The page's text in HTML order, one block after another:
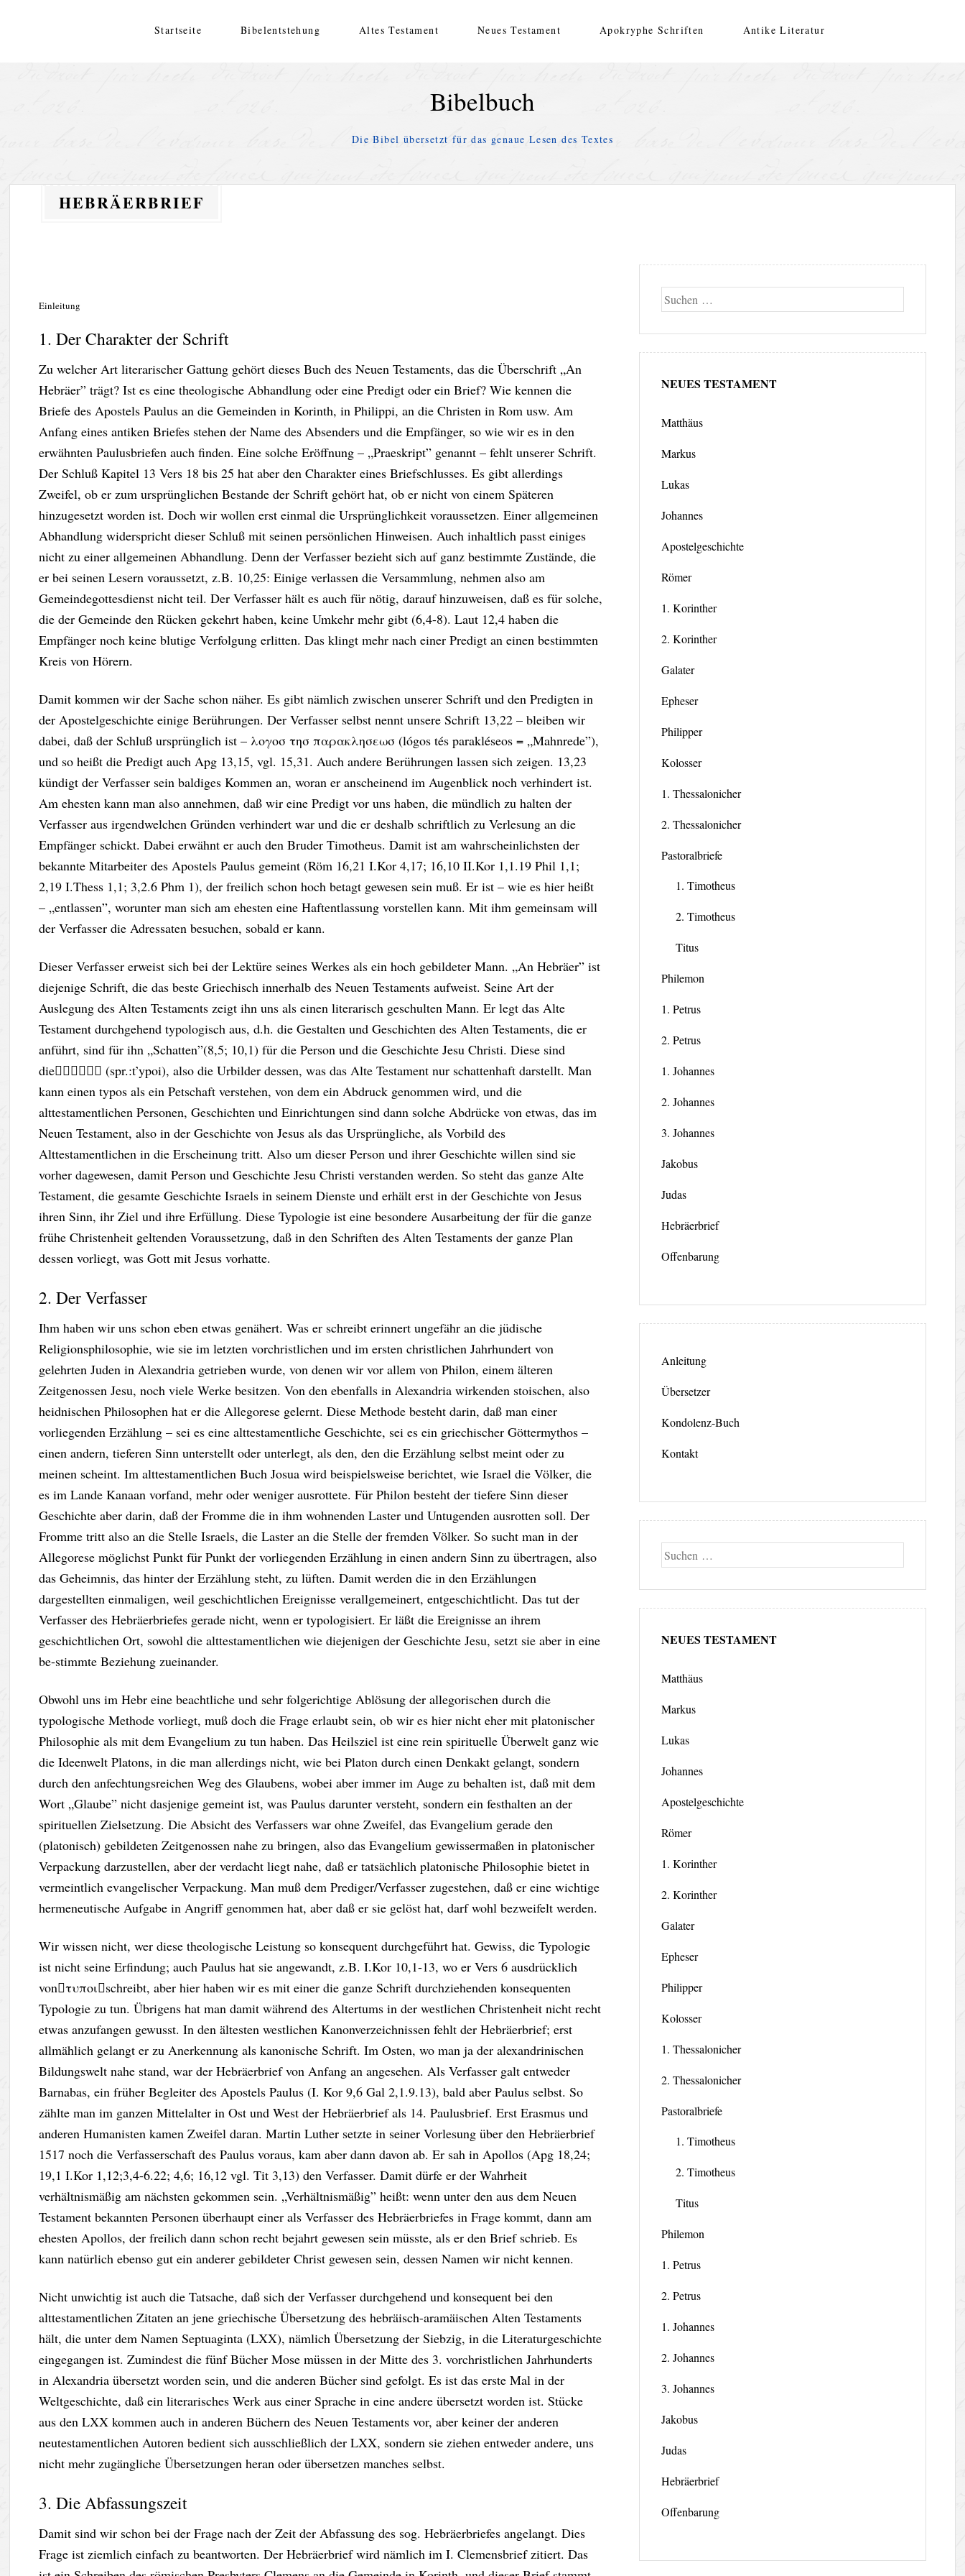
Startseite Bibelentstehung Altes Testament Neues Testament Apokryphe Schriften Antike Literatur
Bibelbuch
Die Bibel übersetzt für das genaue Lesen des Textes
HEBRÄERBRIEF
Einleitung
1. Der Charakter der Schrift
Zu welcher Art literarischer Gattung gehört dieses Buch des Neuen Testaments, das die Überschrift „An
Hebräer” trägt? Ist es eine theologische Abhandlung oder eine Predigt oder ein Brief? Wie kennen die
Briefe des Apostels Paulus an die Gemeinden in Korinth, in Philippi, an die Christen in Rom usw. Am
Anfang eines antiken Briefes stehen der Name des Absenders und die Empfänger, so wie wir es in den
erwähnten Paulusbriefen auch finden. Eine solche Eröffnung – „Praeskript” genannt – fehlt unserer Schrift.
Der Schluß Kapitel 13 Vers 18 bis 25 hat aber den Charakter eines Briefschlusses. Es gibt allerdings
Zweifel, ob er zum ursprünglichen Bestande der Schrift gehört hat, ob er nicht von einem Späteren
hinzugesetzt worden ist. Doch wir wollen erst einmal die Ursprünglichkeit voraussetzen. Einer allgemeinen
Abhandlung widerspricht dieser Schluß mit seinen persönlichen Hinweisen. Auch inhaltlich passt einiges
nicht zu einer allgemeinen Abhandlung. Denn der Verfasser bezieht sich auf ganz bestimmte Zustände, die
er bei seinen Lesern voraussetzt, z.B. 10,25: Einige verlassen die Versammlung, nehmen also am
Gemeindegottesdienst nicht teil. Der Verfasser hält es auch für nötig, darauf hinzuweisen, daß es für solche,
die der Gemeinde den Rücken gekehrt haben, keine Umkehr mehr gibt (6,4-8). Laut 12,4 haben die
Empfänger noch keine blutige Verfolgung erlitten. Das klingt mehr nach einer Predigt an einen bestimmten
Kreis von Hörern.
Damit kommen wir der Sache schon näher. Es gibt nämlich zwischen unserer Schrift und den Predigten in
der Apostelgeschichte einige Berührungen. Der Verfasser selbst nennt unsere Schrift 13,22 – bleiben wir
dabei, daß der Schluß ursprünglich ist – λογοσ τησ παρακλησεωσ (lógos tés parakléseos = „Mahnrede”),
und so heißt die Predigt auch Apg 13,15, vgl. 15,31. Auch andere Berührungen lassen sich zeigen. 13,23
kündigt der Verfasser sein baldiges Kommen an, woran er anscheinend im Augenblick noch verhindert ist.
Am ehesten kann man also annehmen, daß wir eine Predigt vor uns haben, die mündlich zu halten der
Verfasser aus irgendwelchen Gründen verhindert war und die er deshalb schriftlich zu Verlesung an die
Empfänger schickt. Dabei erwähnt er auch den Bruder Timotheus. Damit ist am wahrscheinlichsten der
bekannte Mitarbeiter des Apostels Paulus gemeint (Röm 16,21 I.Kor 4,17; 16,10 II.Kor 1,1.19 Phil 1,1;
2,19 I.Thess 1,1; 3,2.6 Phm 1), der freilich schon hoch betagt gewesen sein muß. Er ist – wie es hier heißt
– „entlassen”, worunter man sich am ehesten eine Haftentlassung vorstellen kann. Mit ihm gemeinsam will
der Verfasser die Adressaten besuchen, sobald er kann.
Dieser Verfasser erweist sich bei der Lektüre seines Werkes als ein hoch gebildeter Mann. „An Hebräer” ist
diejenige Schrift, die das beste Griechisch innerhalb des Neuen Testaments aufweist. Seine Art der
Auslegung des Alten Testaments zeigt ihn uns als einen literarisch geschulten Mann. Er legt das Alte
Testament durchgehend typologisch aus, d.h. die Gestalten und Geschichten des Alten Testaments, die er
anführt, sind für ihn „Schatten”(8,5; 10,1) für die Person und die Geschichte Jesu Christi. Diese sind
die (spr.:t’ypoi), also die Urbilder dessen, was das Alte Testament nur schattenhaft darstellt. Man
kann einen typos als ein Petschaft verstehen, von dem ein Abdruck genommen wird, und die
alttestamentlichen Personen, Geschichten und Einrichtungen sind dann solche Abdrücke von etwas, das im
Neuen Testament, also in der Geschichte von Jesus als das Ursprüngliche, als Vorbild des
Alttestamentlichen in die Erscheinung tritt. Also um dieser Person und ihrer Geschichte willen sind sie
vorher dagewesen, damit Person und Geschichte Jesu Christi verstanden werden. So steht das ganze Alte
Testament, die gesamte Geschichte Israels in seinem Dienste und erhält erst in der Geschichte von Jesus
ihren Sinn, ihr Ziel und ihre Erfüllung. Diese Typologie ist eine besondere Ausarbeitung der für die ganze
frühe Christenheit geltenden Voraussetzung, daß in den Schriften des Alten Testaments der ganze Plan
dessen vorliegt, was Gott mit Jesus vorhatte.
2. Der Verfasser
Ihm haben wir uns schon eben etwas genähert. Was er schreibt erinnert ungefähr an die jüdische
Religionsphilosophie, wie sie im letzten vorchristlichen und im ersten christlichen Jahrhundert von
gelehrten Juden in Alexandria getrieben wurde, von denen wir vor allem von Philon, einem älteren
Zeitgenossen Jesu, noch viele Werke besitzen. Von den ebenfalls in Alexandria wirkenden stoischen, also
heidnischen Philosophen hat er die Allegorese gelernt. Diese Methode besteht darin, daß man einer
vorliegenden Erzählung – sei es eine alttestamentliche Geschichte, sei es ein griechischer Göttermythos –
einen andern, tieferen Sinn unterstellt oder unterlegt, als den, den die Erzählung selbst meint oder zu
meinen scheint. Im alttestamentlichen Buch Josua wird beispielsweise berichtet, wie Israel die Völker, die
es im Lande Kanaan vorfand, mehr oder weniger ausrottete. Für Philon besteht der tiefere Sinn dieser
Geschichte aber darin, daß der Fromme die in ihm wohnenden Laster und Untugenden ausrotten soll. Der
Fromme tritt also an die Stelle Israels, die Laster an die Stelle der fremden Völker. So sucht man in der
Allegorese möglichst Punkt für Punkt der vorliegenden Erzählung in einen andern Sinn zu übertragen, also
das Geheimnis, das hinter der Erzählung steht, zu lüften. Damit werden die in den Erzählungen
dargestellten einmaligen, weil geschichtlichen Ereignisse verallgemeinert, entgeschichtlicht. Das tut der
Verfasser des Hebräerbriefes gerade nicht, wenn er typologisiert. Er läßt die Ereignisse an ihrem
geschichtlichen Ort, sowohl die alttestamentlichen wie diejenigen der Geschichte Jesu, setzt sie aber in eine
be-stimmte Beziehung zueinander.
Obwohl uns im Hebr eine beachtliche und sehr folgerichtige Ablösung der allegorischen durch die
typologische Methode vorliegt, muß doch die Frage erlaubt sein, ob wir es hier nicht eher mit platonischer
Philosophie als mit dem Evangelium zu tun haben. Das Heilsziel ist eine rein spirituelle Überwelt ganz wie
die Ideenwelt Platons, in die man allerdings nicht, wie bei Platon durch einen Denkakt gelangt, sondern
durch den anfechtungsreichen Weg des Glaubens, wobei aber immer im Auge zu behalten ist, daß mit dem
Wort „Glaube” nicht dasjenige gemeint ist, was Paulus darunter versteht, sondern ein festhalten an der
spirituellen Zielsetzung. Die Absicht des Verfassers war ohne Zweifel, das Evangelium gerade den
(platonisch) gebildeten Zeitgenossen nahe zu bringen, also das Evangelium gewissermaßen in platonischer
Verpackung darzustellen, aber der verdacht liegt nahe, daß er tatsächlich platonische Philosophie bietet in
vermeintlich evangelischer Verpackung. Man muß dem Prediger/Verfasser zugestehen, daß er eine wichtige
hermeneutische Aufgabe in Angriff genommen hat, aber daß er sie gelöst hat, darf wohl bezweifelt werden.
Wir wissen nicht, wer diese theologische Leistung so konsequent durchgeführt hat. Gewiss, die Typologie
ist nicht seine Erfindung; auch Paulus hat sie angewandt, z.B. I.Kor 10,1-13, wo er Vers 6 ausdrücklich
vonτυποιschreibt, aber hier haben wir es mit einer die ganze Schrift durchziehenden konsequenten
Typologie zu tun. Übrigens hat man damit während des Altertums in der westlichen Christenheit nicht recht
etwas anzufangen gewusst. In den ältesten westlichen Kanonverzeichnissen fehlt der Hebräerbrief; erst
allmählich gelangt er zu Anerkennung als kanonische Schrift. Im Osten, wo man ja der alexandrinischen
Bildungswelt nahe stand, war der Hebräerbrief von Anfang an angesehen. Als Verfasser galt entweder
Barnabas, ein früher Begleiter des Apostels Paulus (I. Kor 9,6 Gal 2,1.9.13), bald aber Paulus selbst. So
zählte man im ganzen Mittelalter in Ost und West der Hebräerbrief als 14. Paulusbrief. Erst Erasmus und
anderen Humanisten kamen Zweifel daran. Martin Luther setzte in seiner Vorlesung über den Hebräerbrief
1517 noch die Verfasserschaft des Paulus voraus, kam aber dann davon ab. Er sah in Apollos (Apg 18,24;
19,1 I.Kor 1,12;3,4-6.22; 4,6; 16,12 vgl. Tit 3,13) den Verfasser. Damit dürfe er der Wahrheit
verhältnismäßig am nächsten gekommen sein. „Verhältnismäßig” heißt: wenn unter den aus dem Neuen
Testament bekannten Personen überhaupt einer als Verfasser des Hebräerbriefes in Frage kommt, dann am
ehesten Apollos, der freilich dann schon recht bejahrt gewesen sein müsste, als er den Brief schrieb. Es
kann natürlich ebenso gut ein anderer gebildeter Christ gewesen sein, dessen Namen wir nicht kennen.
Nicht unwichtig ist auch die Tatsache, daß sich der Verfasser durchgehend und konsequent bei den
alttestamentlichen Zitaten an jene griechische Übersetzung des hebräisch-aramäischen Alten Testaments
hält, die unter dem Namen Septuaginta (LXX), nämlich Übersetzung der Siebzig, in die Literaturgeschichte
eingegangen ist. Zumindest die fünf Bücher Mose müssen in der Mitte des 3. vorchristlichen Jahrhunderts
in Alexandria übersetzt worden sein, und die anderen Bücher sind gefolgt. Es ist das erste Mal in der
Weltgeschichte, daß ein literarisches Werk aus einer Sprache in eine andere übersetzt worden ist. Stücke
aus den LXX kommen auch in anderen Büchern des Neuen Testaments vor, aber keiner der anderen
neutestamentlichen Autoren bedient sich ausschließlich der LXX, sondern sie ziehen entweder andere, uns
nicht mehr zugängliche Übersetzungen heran oder übersetzen manches selbst.
3. Die Abfassungszeit
Damit sind wir schon bei der Frage nach der Zeit der Abfassung des sog. Hebräerbriefes angelangt. Dies
Frage ist ziemlich einfach zu beantworten. Der Hebräerbrief wird nämlich im I. Clemensbrief zitiert. Das
Suche
NEUES TESTAMENT
Matthäus
Markus
Lukas
Johannes
Apostelgeschichte
Römer
1. Korinther
2. Korinther
Galater
Epheser
Philipper
Kolosser
1. Thessalonicher
2. Thessalonicher
Pastoralbriefe
1. Timotheus
2. Timotheus
Titus
Philemon
1. Petrus
2. Petrus
1. Johannes
2. Johannes
3. Johannes
Jakobus
Judas
Hebräerbrief
Offenbarung
Anleitung
Übersetzer
Kondolenz-Buch
Kontakt
Suche
NEUES TESTAMENT
Matthäus
Markus
Lukas
Johannes
Apostelgeschichte
Römer
1. Korinther
2. Korinther
Galater
Epheser
Philipper
Kolosser
1. Thessalonicher
2. Thessalonicher
Pastoralbriefe
1. Timotheus
2. Timotheus
Titus
Philemon
1. Petrus
2. Petrus
1. Johannes
2. Johannes
3. Johannes
Jakobus
Judas
Hebräerbrief
Offenbarung